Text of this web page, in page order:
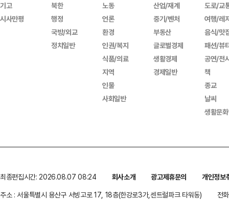
기고
시사만평
북한
행정
국방/외교
정치일반
노동
언론
환경
인권/복지
식품/의료
지역
인물
사회일반
산업/재계
중기/벤처
부동산
글로벌경제
생활경제
경제일반
도로/교
여행/레
음식/맛
패션/뷰
공연/전
책
종교
날씨
생활문
최종편집시간: 2026.08.07 08:24 회사소개 광고제휴문의
개인정보
주소 : 서울특별시 용산구 서빙고로 17, 18층(한강로3가,센트럴파크 타워동)
전